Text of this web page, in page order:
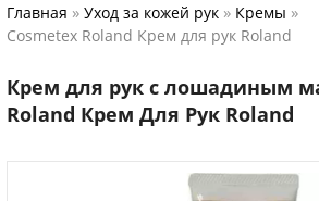
Главная » Уход за кожей рук » Кремы »
Cosmetex Roland Крем для рук Roland
Крем для рук с лошадиным
Roland Крем Для Рук Roland